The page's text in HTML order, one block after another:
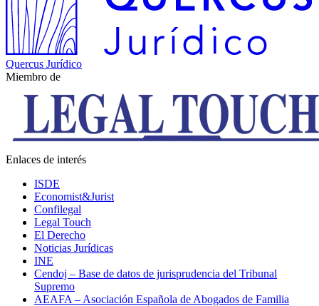
Quercus Jurídico
Miembro de
Enlaces de interés
ISDE
Economist&Jurist
Confilegal
Legal Touch
El Derecho
Noticias Jurídicas
INE
Cendoj – Base de datos de jurisprudencia del Tribunal
Supremo
AEAFA – Asociación Española de Abogados de Familia